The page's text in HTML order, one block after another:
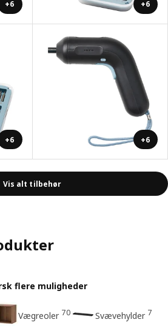
+6 +6
+6 +6
Vis alt tilbehør
flere muligheder
Vægreoler 70 Svævehylder 7